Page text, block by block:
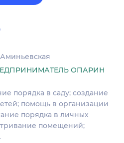
Аминьевская
ОПАРИН
порядка в саду; создание
помощь в организации
порядка в личных
помещений;